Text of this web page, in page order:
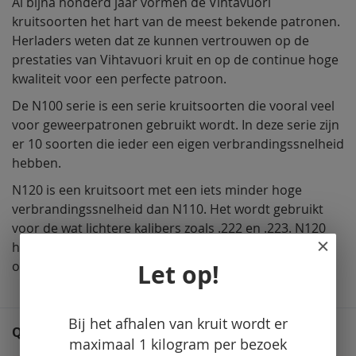
kruitsoorten het hart van de meest bekende patronen.
Herladers weten dat ze kunnen vertrouwen op de
prestaties van Vihtavuori kruit en op de continue hoge
kwaliteit voor een perfecte patroon.
De N100 serie is een serie kruitsoorten die vooral veel
voor geweerpatronen gebruikt wordt. In deze serie zijn
er 10 soorten die ieder een eigen verbrandingssnelheid
hebben.
N120 is een kruitsoort met een iets minder hoge
verbrandingssnelheid dan N110. Het wordt gebruikt
voor de wat lichtere kalibers zoals .222 en .223. N120
heeft een hogere druk nodig dan N110 voor een
optimale verbranding.
QUESTIONS (0)
Let op!
Bij het afhalen van kruit wordt er
maximaal 1 kilogram per bezoek